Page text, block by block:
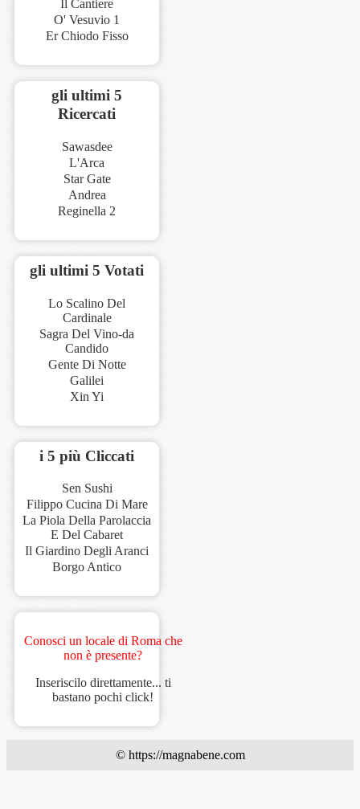
Il Cantiere
O' Vesuvio 1
Er Chiodo Fisso
gli ultimi 5
Ricercati
Sawasdee
L'Arca
Star Gate
Andrea
Reginella 2
gli ultimi 5 Votati
Lo Scalino Del
Cardinale
Sagra Del Vino-da
Candido
Gente Di Notte
Galilei
Xin Yi
i 5 più Cliccati
Sen Sushi
Filippo Cucina Di Mare
La Piola Della Parolaccia
E Del Cabaret
Il Giardino Degli Aranci
Borgo Antico
Conosci un locale di Roma che
non è presente?
Inseriscilo direttamente... ti
bastano pochi click!
© https://magnabene.com